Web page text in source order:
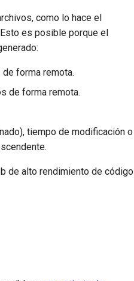
como lo hace el
es posible porque el
forma remota.
de forma remota.
tiempo de modificación o
de alto rendimiento de código